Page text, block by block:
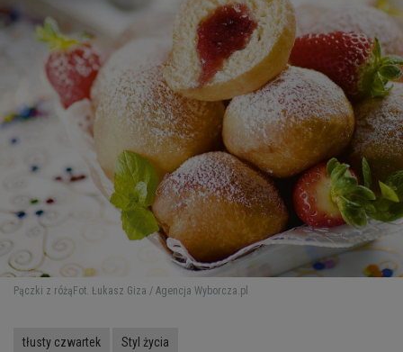
Pączki z różąFot. Łukasz Giza / Agencja Wyborcza.pl
tłusty czwartek Styl życia